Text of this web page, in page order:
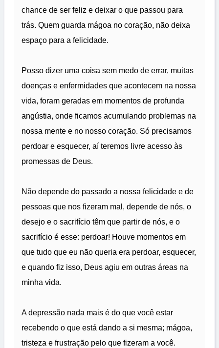
chance de ser feliz e deixar o que passou para
trás. Quem guarda mágoa no coração, não deixa
espaço para a felicidade.
Posso dizer uma coisa sem medo de errar, muitas
doenças e enfermidades que acontecem na nossa
vida, foram geradas em momentos de profunda
angústia, onde ficamos acumulando problemas na
nossa mente e no nosso coração. Só precisamos
perdoar e esquecer, aí teremos livre acesso às
promessas de Deus.
Não depende do passado a nossa felicidade e de
pessoas que nos fizeram mal, depende de nós, o
desejo e o sacrifício têm que partir de nós, e o
sacrifício é esse: perdoar! Houve momentos em
que tudo que eu não queria era perdoar, esquecer,
e quando fiz isso, Deus agiu em outras áreas na
minha vida.
A depressão nada mais é do que você estar
recebendo o que está dando a si mesma; mágoa,
tristeza e frustração pelo que fizeram a você.